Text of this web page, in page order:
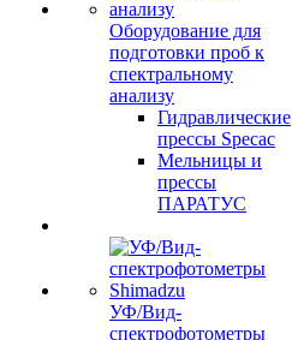
Оборудование для
подготовки проб к
спектральному
анализу
Гидравлические
прессы Specac
Мельницы и
прессы
ПАРАТУС
УФ/Вид-
спектрофотометры